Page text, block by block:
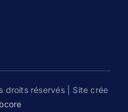
droits réservés | Site crée